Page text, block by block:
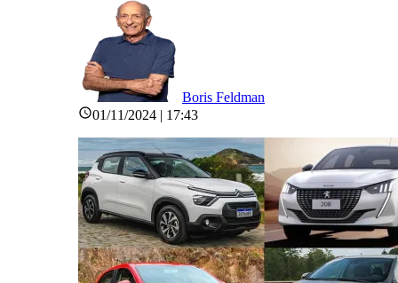
Boris Feldman
01/11/2024 | 17:43